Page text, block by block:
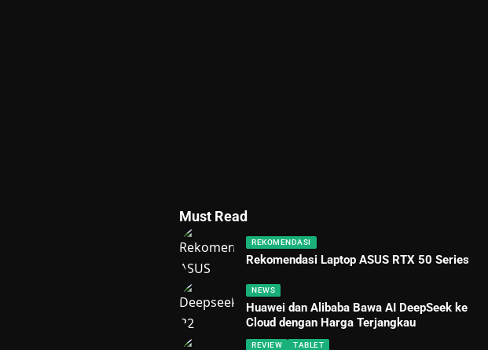
Must Read
REKOMENDASI
Rekomendasi Laptop ASUS RTX 50 Series
NEWS
Huawei dan Alibaba Bawa AI DeepSeek ke
Cloud dengan Harga Terjangkau
REVIEW TABLET